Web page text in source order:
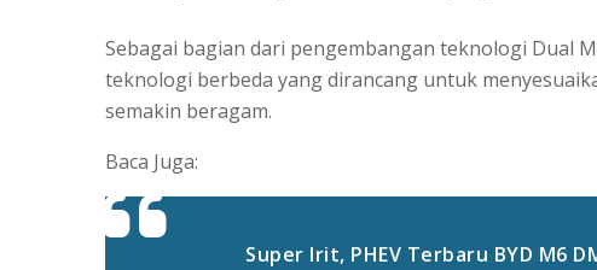
Sebagai bagian dari pengembangan teknologi Dual
teknologi berbeda yang dirancang untuk
semakin beragam.
Baca Juga:
Super Irit, PHEV Terbaru BYD M6